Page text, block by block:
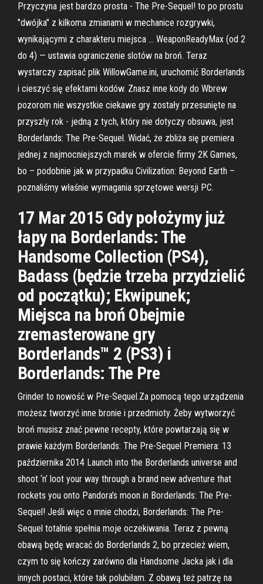
Przyczyna jest bardzo prosta - The Pre-Sequel! to po prostu
"dwójka" z kilkoma zmianami w mechanice rozgrywki,
wynikającymi z charakteru miejsca … WeaponReadyMax (od 2
do 4) — ustawia ograniczenie slotów na broń. Teraz
wystarczy zapisać plik WillowGame.ini, uruchomić Borderlands
i cieszyć się efektami kodów. Znasz inne kody do Wbrew
pozorom nie wszystkie ciekawe gry zostały przesunięte na
przyszły rok - jedną z tych, który nie dotyczy obsuwa, jest
Borderlands: The Pre-Sequel. Widać, że zbliża się premiera
jednej z najmocniejszych marek w ofercie firmy 2K Games,
bo – podobnie jak w przypadku Civilization: Beyond Earth –
poznaliśmy właśnie wymagania sprzętowe wersji PC.
17 Mar 2015 Gdy położymy już
łapy na Borderlands: The
Handsome Collection (PS4),
Badass (będzie trzeba przydzielić
od początku); Ekwipunek;
Miejsca na broń Obejmie
zremasterowane gry
Borderlands™ 2 (PS3) i
Borderlands: The Pre
Grinder to nowość w Pre-Sequel.Za pomocą tego urządzenia
możesz tworzyć inne bronie i przedmioty. Żeby wytworzyć
broń musisz znać pewne recepty, które powtarzają się w
prawie każdym Borderlands: The Pre-Sequel Premiera: 13
października 2014 Launch into the Borderlands universe and
shoot ‘n’ loot your way through a brand new adventure that
rockets you onto Pandora’s moon in Borderlands: The Pre-
Sequel! Jeśli więc o mnie chodzi, Borderlands: The Pre-
Sequel totalnie spełnia moje oczekiwania. Teraz z pewną
obawą będę wracać do Borderlands 2, bo przecież wiem,
czym to się kończy zarówno dla Handsome Jacka jak i dla
innych postaci, które tak polubiłam. Z obawą też patrzę na